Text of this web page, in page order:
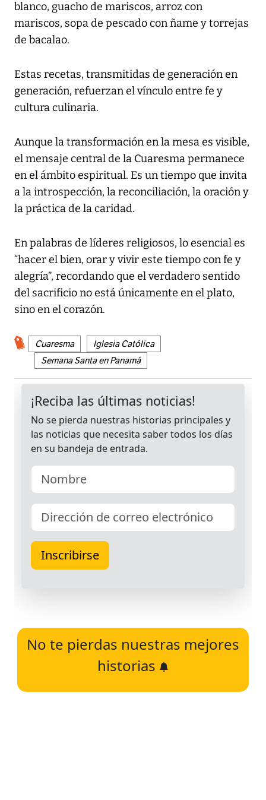
blanco, guacho de mariscos, arroz con
mariscos, sopa de pescado con ñame y torrejas
de bacalao.
Estas recetas, transmitidas de generación en
generación, refuerzan el vínculo entre fe y
cultura culinaria.
Aunque la transformación en la mesa es visible,
el mensaje central de la Cuaresma permanece
en el ámbito espiritual. Es un tiempo que invita
a la introspección, la reconciliación, la oración y
la práctica de la caridad.
En palabras de líderes religiosos, lo esencial es
“hacer el bien, orar y vivir este tiempo con fe y
alegría”, recordando que el verdadero sentido
del sacrificio no está únicamente en el plato,
sino en el corazón.
Cuaresma
Iglesia Católica
Semana Santa en Panamá
No te pierdas nuestras mejores
historias